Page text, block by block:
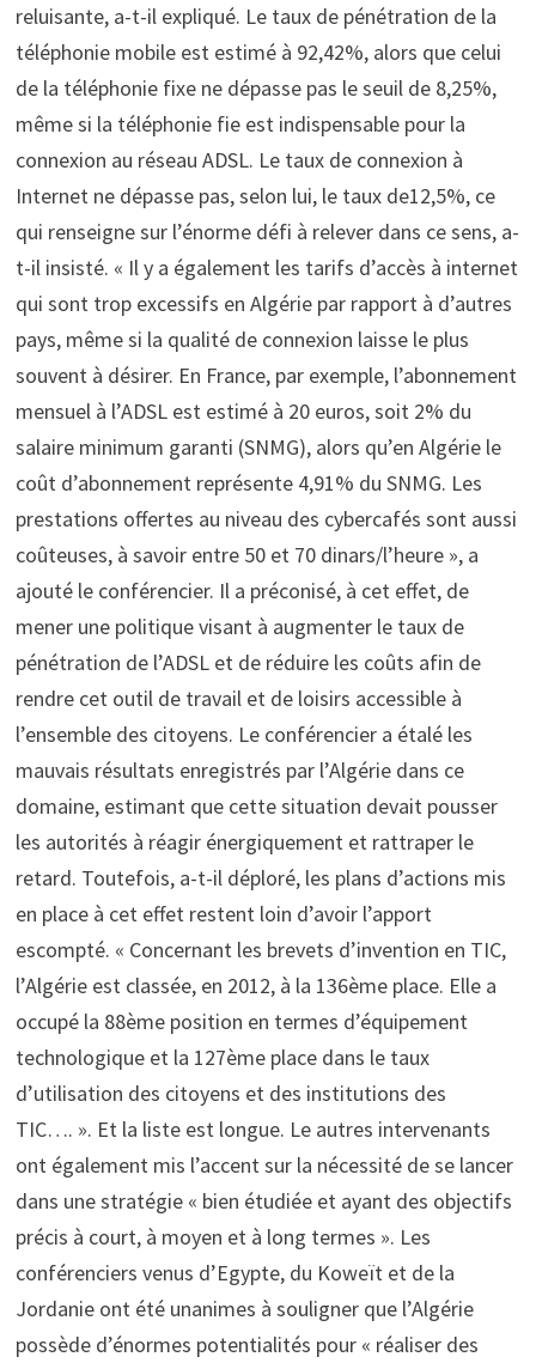
reluisante, a-t-il expliqué. Le taux de pénétration de la
téléphonie mobile est estimé à 92,42%, alors que celui
de la téléphonie fixe ne dépasse pas le seuil de 8,25%,
même si la téléphonie fie est indispensable pour la
connexion au réseau ADSL. Le taux de connexion à
Internet ne dépasse pas, selon lui, le taux de12,5%, ce
qui renseigne sur l’énorme défi à relever dans ce sens, a-
t-il insisté. « Il y a également les tarifs d’accès à internet
qui sont trop excessifs en Algérie par rapport à d’autres
pays, même si la qualité de connexion laisse le plus
souvent à désirer. En France, par exemple, l’abonnement
mensuel à l’ADSL est estimé à 20 euros, soit 2% du
salaire minimum garanti (SNMG), alors qu’en Algérie le
coût d’abonnement représente 4,91% du SNMG. Les
prestations offertes au niveau des cybercafés sont aussi
coûteuses, à savoir entre 50 et 70 dinars/l’heure », a
ajouté le conférencier. Il a préconisé, à cet effet, de
mener une politique visant à augmenter le taux de
pénétration de l’ADSL et de réduire les coûts afin de
rendre cet outil de travail et de loisirs accessible à
l’ensemble des citoyens. Le conférencier a étalé les
mauvais résultats enregistrés par l’Algérie dans ce
domaine, estimant que cette situation devait pousser
les autorités à réagir énergiquement et rattraper le
retard. Toutefois, a-t-il déploré, les plans d’actions mis
en place à cet effet restent loin d’avoir l’apport
escompté. « Concernant les brevets d’invention en TIC,
l’Algérie est classée, en 2012, à la 136ème place. Elle a
occupé la 88ème position en termes d’équipement
technologique et la 127ème place dans le taux
d’utilisation des citoyens et des institutions des
TIC…. ». Et la liste est longue. Le autres intervenants
ont également mis l’accent sur la nécessité de se lancer
dans une stratégie « bien étudiée et ayant des objectifs
précis à court, à moyen et à long termes ». Les
conférenciers venus d’Egypte, du Koweït et de la
Jordanie ont été unanimes à souligner que l’Algérie
possède d’énormes potentialités pour « réaliser des